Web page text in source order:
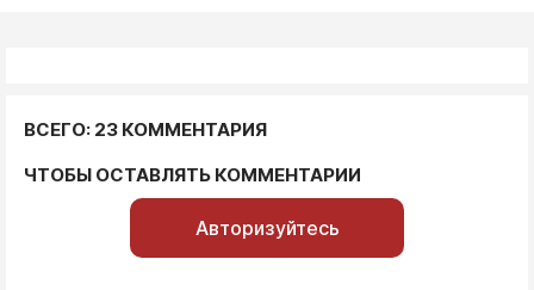
ВСЕГО: 23 КОММЕНТАРИЯ
ЧТОБЫ ОСТАВЛЯТЬ КОММЕНТАРИИ
Авторизуйтесь